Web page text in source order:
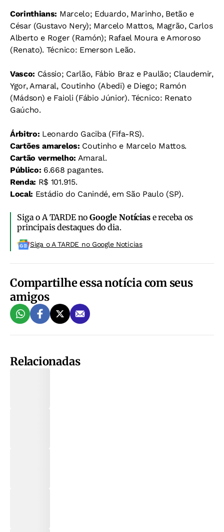
Corinthians: Marcelo; Eduardo, Marinho, Betão e
César (Gustavo Nery); Marcelo Mattos, Magrão, Carlos
Alberto e Roger (Ramón); Rafael Moura e Amoroso
(Renato). Técnico: Emerson Leão.
Vasco: Cássio; Carlão, Fábio Braz e Paulão; Claudemir,
Ygor, Amaral, Coutinho (Abedi) e Diego; Ramón
(Mádson) e Faioli (Fábio Júnior). Técnico: Renato
Gaúcho.
Árbitro: Leonardo Gaciba (Fifa-RS).
Cartões amarelos: Coutinho e Marcelo Mattos.
Cartão vermelho: Amaral.
Público: 6.668 pagantes.
Renda: R$ 101.915.
Local: Estádio do Canindé, em São Paulo (SP).
Siga o A TARDE noGoogle Notíciase receba os
principais destaques do dia.
Siga o A TARDE no Google Noticias
Compartilhe essa notícia com seus
amigos
Relacionadas